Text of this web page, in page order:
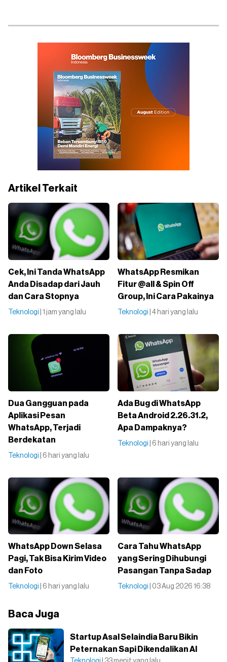
Artikel Terkait
Cek, Ini Tanda WhatsApp
Anda Disadap dari Jauh
dan Cara Stopnya
Teknologi | 1 jam yang lalu
WhatsApp Resmikan
Fitur @all & Spin Off
Group, Ini Cara Pakainya
Teknologi | 4 hari yang lalu
Dua Gangguan pada
Aplikasi Pesan
WhatsApp, Terjadi
Berdekatan
Teknologi | 6 hari yang lalu
Ada Bug di WhatsApp
Beta Android 2.26.31.2,
Apa Dampaknya?
Teknologi | 6 hari yang lalu
WhatsApp Down Selasa
Pagi, Tak Bisa Kirim Video
dan Foto
Teknologi | 6 hari yang lalu
Cara Tahu WhatsApp
yang Sering Dihubungi
Pasangan Tanpa Sadap
Teknologi | 03 Aug 2026 16:38
Baca Juga
Startup Asal Selaindia Baru Bikin
Peternakan Sapi Dikendalikan AI